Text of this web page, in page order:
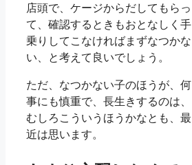
店頭で、ケージからだしてもらっ
て、確認するときもおとなしく手
乗りしてこなければまずなつかな
い、と考えて良いでしょう。
ただ、なつかない子のほうが、何
事にも慎重で、長生きするのは、
むしろこういうほうかなとも、最
近は思います。